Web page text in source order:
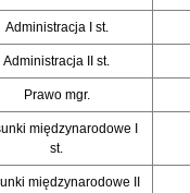
Administracja I st.
Administracja II st.
Prawo mgr.
międzynarodowe I
st.
międzynarodowe II